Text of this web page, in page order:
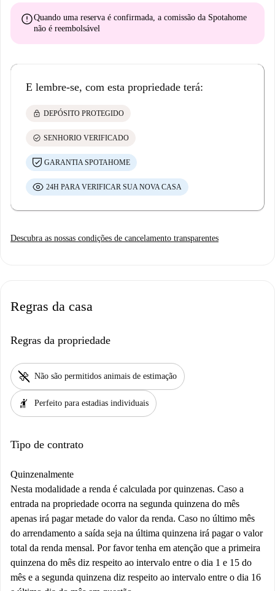
errorQuando uma reserva é confirmada, a comissão da Spotahome
não é reembolsável
E lembre-se, com esta propriedade terá:
lock DEPÓSITO PROTEGIDO
check_circle SENHORIO VERIFICADO
GARANTIA SPOTAHOME
24H PARA VERIFICAR SUA NOVA CASA
Descubra as nossas condições de cancelamento transparentes
Regras da casa
Regras da propriedade
pet_supplies Não são permitidos animais de estimação
hail Perfeito para estadias individuais
Tipo de contrato
Quinzenalmente
Nesta modalidade a renda é calculada por quinzenas. Caso a
entrada na propriedade ocorra na segunda quinzena do mês
apenas irá pagar metade do valor da renda. Caso no último mês
do arrendamento a saída seja na última quinzena irá pagar o valor
total da renda mensal. Por favor tenha em atenção que a primeira
quinzena do mês diz respeito ao intervalo entre o dia 1 e 15 do
mês e a segunda quinzena diz respeito ao intervalo entre o dia 16